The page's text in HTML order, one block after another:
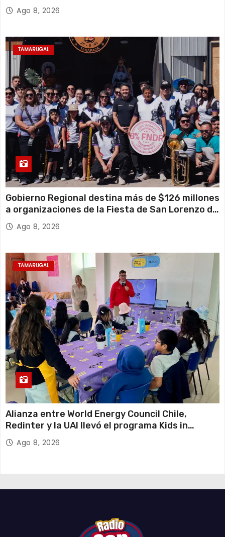
Ago 8, 2026
TAMARUGAL
Gobierno Regional destina más de $126 millones
a organizaciones de la Fiesta de San Lorenzo de
Tarapacá
Ago 8, 2026
TAMARUGAL
Alianza entre World Energy Council Chile,
Redinter y la UAI llevó el programa Kids in
Energy a Arica y Pozo Almonte
Ago 8, 2026